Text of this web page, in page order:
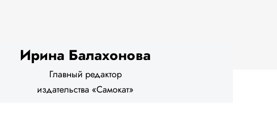
Ирина Балахонова
Главный редактор
издательства «Самокат»